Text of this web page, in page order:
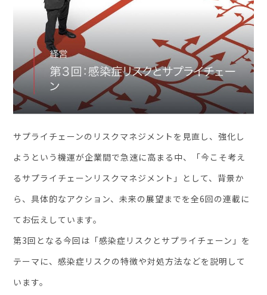
企業情報
ニュース
ミッション
経営チーム
沿革
会社概要
パートナー
採用情報
お問い合わせ
サプライチェーンのリスクマネジメントを見直し、強化し
ようという機運が企業間で急速に高まる中、「今こそ考え
るサプライチェーンリスクマネジメント」として、背景か
ら、具体的なアクション、未来の展望までを全6回の連載に
てお伝えしています。
第3回となる今回は「感染症リスクとサプライチェーン」を
テーマに、感染症リスクの特徴や対処方法などを説明して
います。